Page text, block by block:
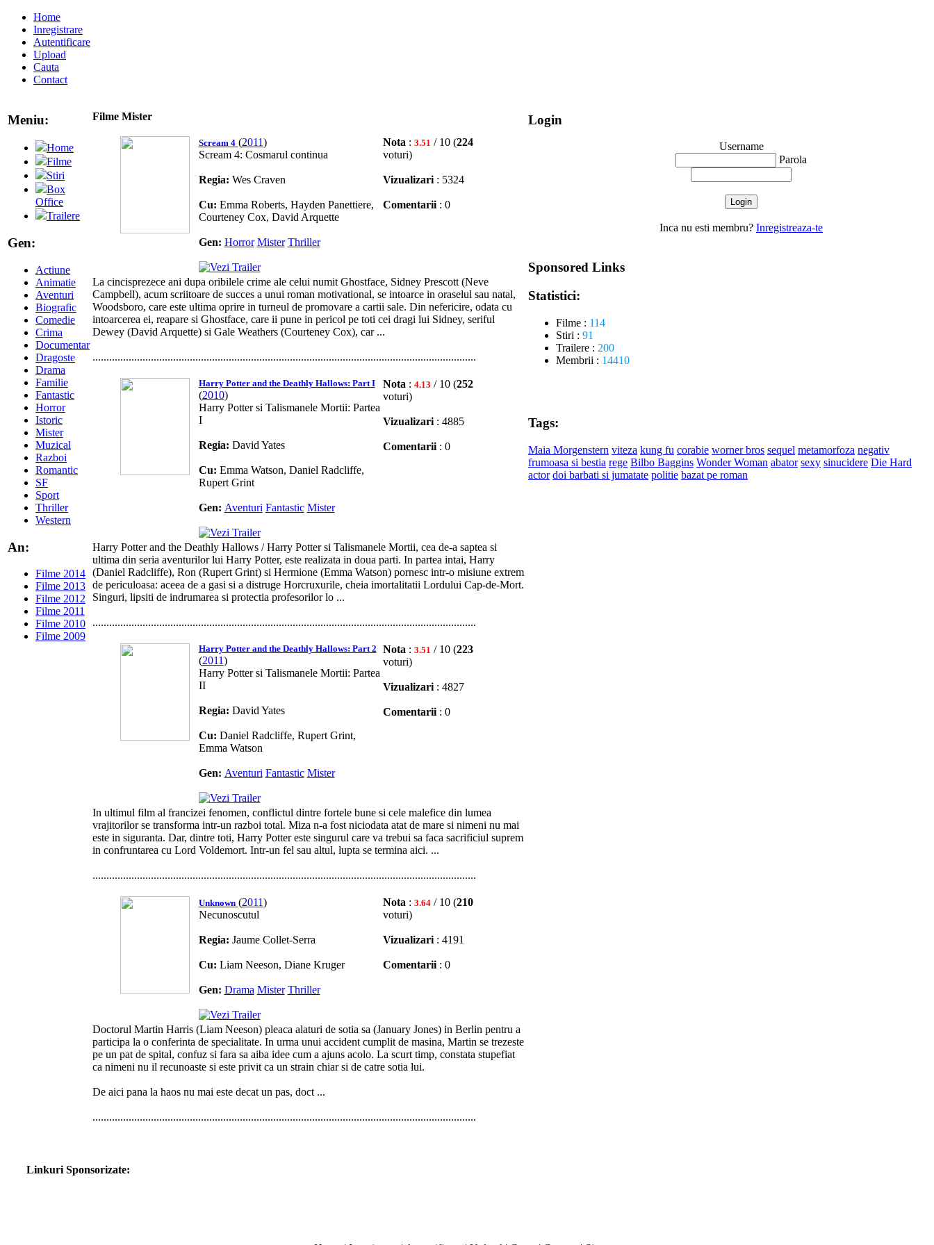
Home
Inregistrare
Autentificare
Upload
Cauta
Contact
Meniu:
Home
Filme
Stiri
Box
Office
Trailere
Gen:
Actiune
Animatie
Aventuri
Biografic
Comedie
Crima
Documentar
Dragoste
Drama
Familie
Fantastic
Horror
Istoric
Mister
Muzical
Razboi
Romantic
SF
Sport
Thriller
Western
An:
Filme 2014
Filme 2013
Filme 2012
Filme 2011
Filme 2010
Filme 2009
Filme Mister
Scream 4 (2011)
Scream 4: Cosmarul continua
Regia: Wes Craven
Cu: Emma Roberts, Hayden Panettiere,
Courteney Cox, David Arquette
Gen: Horror Mister Thriller
Nota : 3.51 / 10 (224
voturi)
Vizualizari : 5324
Comentarii : 0
La cincisprezece ani dupa oribilele crime ale celui numit Ghostface, Sidney Prescott (Neve
Campbell), acum scriitoare de succes a unui roman motivational, se intoarce in oraselul sau natal,
Woodsboro, care este ultima oprire in turneul de promovare a cartii sale. Din nefericire, odata cu
intoarcerea ei, reapare si Ghostface, care ii pune in pericol pe toti cei dragi lui Sidney, seriful
Dewey (David Arquette) si Gale Weathers (Courteney Cox), car ...
..........................................................................................................................................
Harry Potter and the Deathly Hallows: Part I
(2010)
Harry Potter si Talismanele Mortii: Partea
I
Regia: David Yates
Cu: Emma Watson, Daniel Radcliffe,
Rupert Grint
Gen: Aventuri Fantastic Mister
Nota : 4.13 / 10 (252
voturi)
Vizualizari : 4885
Comentarii : 0
Harry Potter and the Deathly Hallows / Harry Potter si Talismanele Mortii, cea de-a saptea si
ultima din seria aventurilor lui Harry Potter, este realizata in doua parti. In partea intai, Harry
(Daniel Radcliffe), Ron (Rupert Grint) si Hermione (Emma Watson) pornesc intr-o misiune extrem
de periculoasa: aceea de a gasi si a distruge Horcruxurile, cheia imortalitatii Lordului Cap-de-Mort.
Singuri, lipsiti de indrumarea si protectia profesorilor lo ...
..........................................................................................................................................
Harry Potter and the Deathly Hallows: Part 2
(2011)
Harry Potter si Talismanele Mortii: Partea
II
Regia: David Yates
Cu: Daniel Radcliffe, Rupert Grint,
Emma Watson
Gen: Aventuri Fantastic Mister
Nota : 3.51 / 10 (223
voturi)
Vizualizari : 4827
Comentarii : 0
In ultimul film al francizei fenomen, conflictul dintre fortele bune si cele malefice din lumea
vrajitorilor se transforma intr-un razboi total. Miza n-a fost niciodata atat de mare si nimeni nu mai
este in siguranta. Dar, dintre toti, Harry Potter este singurul care va trebui sa faca sacrificiul suprem
in confruntarea cu Lord Voldemort. Intr-un fel sau altul, lupta se termina aici. ...
..........................................................................................................................................
Unknown (2011)
Necunoscutul
Regia: Jaume Collet-Serra
Cu: Liam Neeson, Diane Kruger
Gen: Drama Mister Thriller
Nota : 3.64/ 10 (210
voturi)
Vizualizari : 4191
Comentarii : 0
Doctorul Martin Harris (Liam Neeson) pleaca alaturi de sotia sa (January Jones) in Berlin pentru a
participa la o conferinta de specialitate. In urma unui accident cumplit de masina, Martin se trezeste
pe un pat de spital, confuz si fara sa aiba idee cum a ajuns acolo. La scurt timp, constata stupefiat
ca nimeni nu il recunoaste si este privit ca un strain chiar si de catre sotia lui.
De aici pana la haos nu mai este decat un pas, doct ...
..........................................................................................................................................
Login
Username
Parola
Inca nu esti membru? Inregistreaza-te
Sponsored Links
Statistici:
Filme : 114
Stiri : 91
Trailere : 200
Membrii : 14410
Tags:
Maia Morgenstern viteza kung fu corabie worner bros sequel metamorfoza negativ
frumoasa si bestia rege Bilbo Baggins Wonder Woman abator sexy sinucidere Die Hard
actor doi barbati si jumatate politie bazat pe roman
Linkuri Sponsorizate: